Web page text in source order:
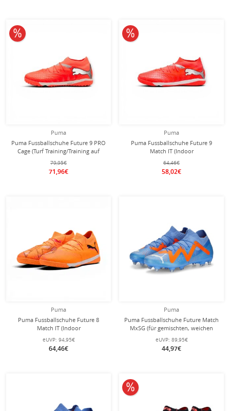
Puma
Puma Fussballschuhe Future 9 PRO
Cage (Turf Training/Training auf
hartem Boden/Kunstrasen) rot
Herren
79,95€
71,96€
10% reduziert
Puma
Puma Fussballschuhe Future 9
Match IT (Indoor
Training/Hallentraining) rot Herren
64,46€
58,02€
10% reduziert
Puma
Puma Fussballschuhe Future 8
Match IT (Indoor
Training/Hallentraining) orangerot
Herren
eUVP: 94,95€
64,46€
Puma
Puma Fussballschuhe Future Match
MxSG (für gemischten, weichen
Boden) blau/orange Herren
eUVP: 89,95€
44,97€
10% reduziert